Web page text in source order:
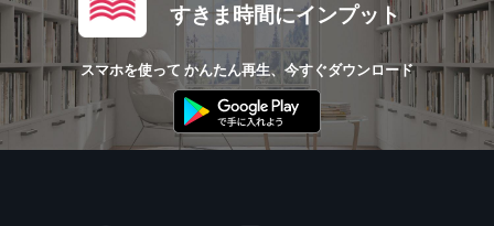
すきま時間にインプット
スマホを使って かんたん再生、今すぐダウンロード